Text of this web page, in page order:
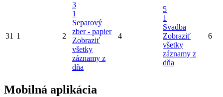
31 1 2
3
1
Separový
zber - papier
Zobraziť
všetky
záznamy z
dňa
4
5
1
Svadba
Zobraziť
všetky
záznamy z
dňa
6
Mobilná aplikácia